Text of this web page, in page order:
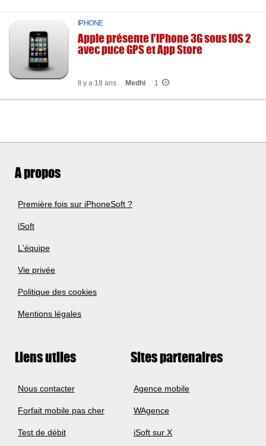
IPHONE
Apple présente l'iPhone 3G sous iOS 2
avec puce GPS et App Store
Il y a 18 ans Medhi 1
A propos
Première fois sur iPhoneSoft ?
iSoft
L'équipe
Vie privée
Politique des cookies
Mentions légales
Liens utiles
Nous contacter
Forfait mobile pas cher
Test de débit
Sites partenaires
Agence mobile
WAgence
iSoft sur X